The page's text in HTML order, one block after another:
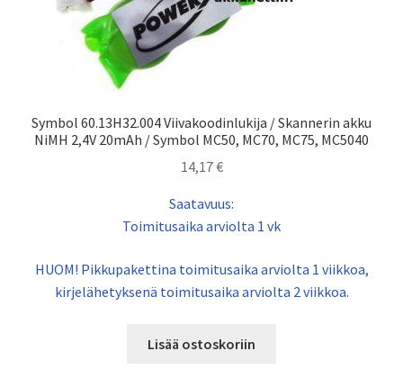
Symbol 60.13H32.004 Viivakoodinlukija / Skannerin akku
NiMH 2,4V 20mAh / Symbol MC50, MC70, MC75, MC5040
14,17€
Saatavuus:
Toimitusaika arviolta 1 vk
HUOM! Pikkupakettina toimitusaika arviolta 1 viikkoa,
kirjelähetyksenä toimitusaika arviolta 2 viikkoa.
Lisää ostoskoriin